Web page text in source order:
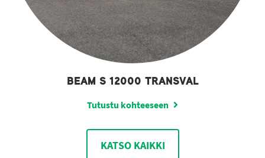
BEAM S 12000 TRANSVAL
Tutustu kohteeseen
KATSO KAIKKI